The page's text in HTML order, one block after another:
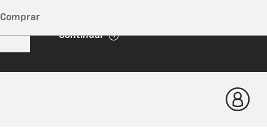
Continuar
Comprar